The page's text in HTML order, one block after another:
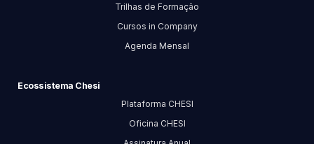
Trilhas de Formação
Cursos in Company
Agenda Mensal
Ecossistema Chesi
Plataforma CHESI
Oficina CHESI